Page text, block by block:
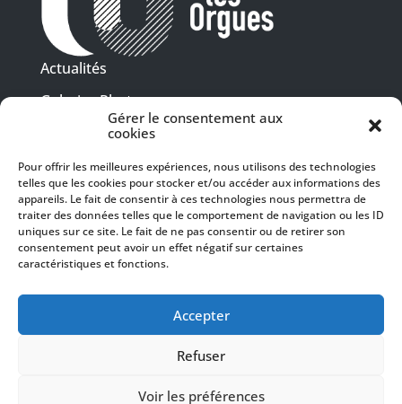
Gérer le consentement aux
cookies
Pour offrir les meilleures expériences, nous utilisons des technologies
telles que les cookies pour stocker et/ou accéder aux informations des
appareils. Le fait de consentir à ces technologies nous permettra de
traiter des données telles que le comportement de navigation ou les ID
uniques sur ce site. Le fait de ne pas consentir ou de retirer son
consentement peut avoir un effet négatif sur certaines
caractéristiques et fonctions.
Accepter
Refuser
Voir les préférences
Actualités
Galeries Photos
Vidéothèque
Presse
Programme PDF
Billetterie
Recrutement
Mentions légales
SUIVEZ-NOUS